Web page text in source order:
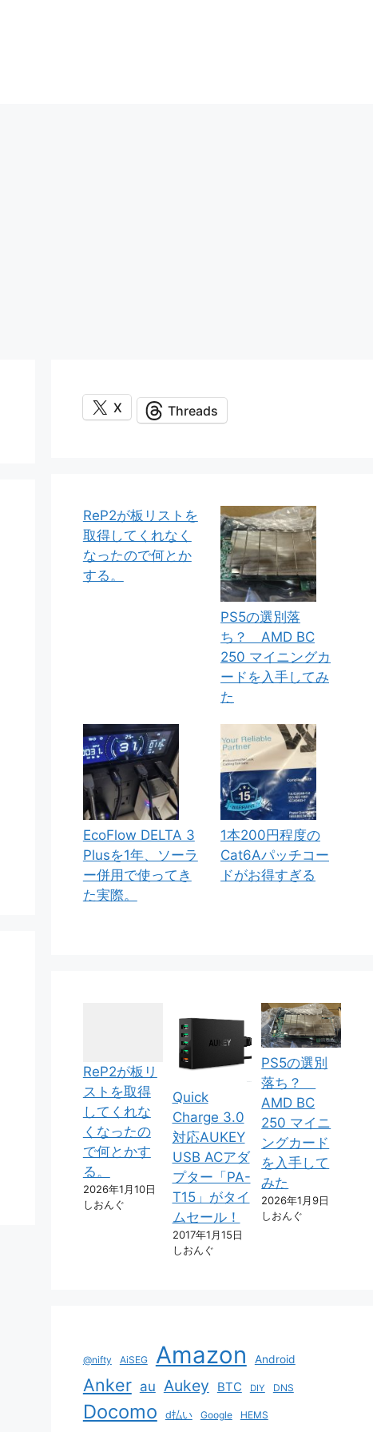
X Threads
ReP2が板リストを
取得してくれなく
なったので何とか
する。
PS5の選別落
ち？ AMD BC
250 マイニングカ
ードを入手してみ
た
EcoFlow DELTA 3
Plusを1年、ソーラ
ー併用で使ってき
た実際。
1本200円程度の
Cat6Aパッチコー
ドがお得すぎる
ReP2が板リ
ストを取得
してくれな
くなったの
で何とかす
る。
2026年1月10日
しおんぐ
Quick
Charge 3.0
対応AUKEY
USB ACアダ
プター「PA-
T15」がタイ
ムセール！
2017年1月15日
しおんぐ
PS5の選別
落ち？
AMD BC
250 マイニ
ングカード
を入手して
みた
2026年1月9日
しおんぐ
@nifty AiSEG Amazon Android
Anker au Aukey BTC DIY DNS
Docomo d払い Google HEMS